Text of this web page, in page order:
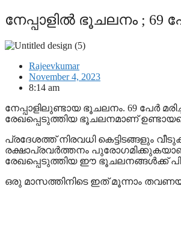
നേപ്പാളിൽ ഭൂചലനം ; 69
Rajeevkumar
November 4, 2023
8:14 am
നേപ്പാളിലുണ്ടായ ഭൂചലനം. 69 പേർ
രേഖപ്പെടുത്തിയ ഭൂചലനമാണ്
പ്രദേശത്ത് നിരവധി കെട്ടിടങ്ങളും
രക്ഷാപ്രവർത്തനം
രേഖപ്പെടുത്തിയ ഈ ഭൂചലനങ്ങൾക്ക്
ഒരു മാസത്തിനിടെ ഇത് മൂന്നാം